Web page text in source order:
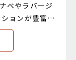
ベやラバージ
ョンが豊富
すね。